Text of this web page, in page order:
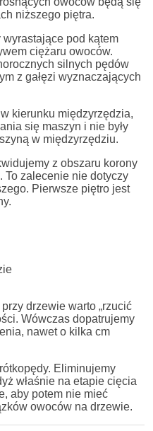
niższego piętra.
pod kątem
ciężaru owoców.
silnych pędów
z gałęzi wyznaczających
kierunku międzyrzędzia,
się maszyn i nie były
w międzyrzędziu.
z obszaru korony
To zalecenie nie dotyczy
Pierwsze piętro jest
drzewie warto „rzucić
Wówczas dopatrujemy
nawet o kilka cm
Eliminujemy
właśnie na etapie cięcia
aby potem nie mieć
owoców na drzewie.